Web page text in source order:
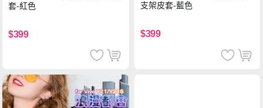
套-紅色
$399
支架皮套-藍色
$399